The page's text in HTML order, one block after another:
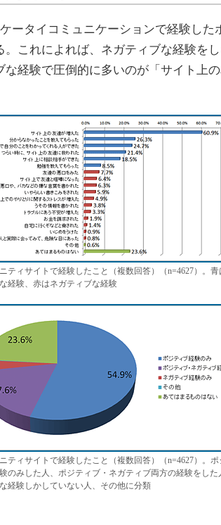
ータイコミュニケーションで経験した
。これによれば、ネガティブな経験を
な経験で圧倒的に多いのが「サイト上
ティサイトで経験したこと（複数回答）（n=4627）。青
経験、赤はネガティブな経験
ティサイトで経験したこと（複数回答）（n=4627）。ポ
のみした人、ポジティブ・ネガティブ両方の経験をした
経験しかしていない人、その他に分類